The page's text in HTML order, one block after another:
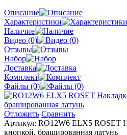
Описание
Характеристики
Наличие
Видео (0)
Отзывы
Набор
Доставка
Комплект
Файлы (0)
Отложить Сравнить
Артикул: RO12W6 ELX5 ROSET
кнопкой, брашированная латунь